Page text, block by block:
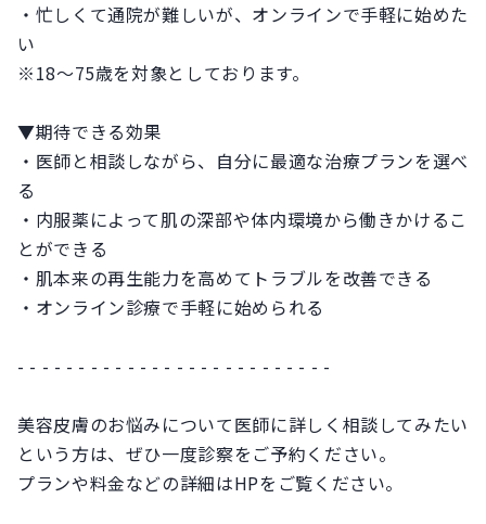
・忙しくて通院が難しいが、オンラインで手軽に始めた
い
※18〜75歳を対象としております。
▼期待できる効果
・医師と相談しながら、自分に最適な治療プランを選べ
る
・内服薬によって肌の深部や体内環境から働きかけるこ
とができる
・肌本来の再生能力を高めてトラブルを改善できる
・オンライン診療で手軽に始められる
- - - - - - - - - - - - - - - - - - - - - - - - - -
美容皮膚のお悩みについて医師に詳しく相談してみたい
という方は、ぜひ一度診察をご予約ください。
プランや料金などの詳細はHPをご覧ください。